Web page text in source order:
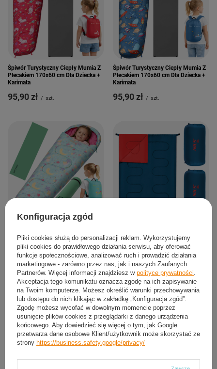
Śpiwór Turystyczny Ciepły Mumia Z
Plecakiem 170x60 cm Dla Dziecka +
Karimata
95,90 zł / szt.
Śpiwór Turystyczny Ciepły Mumia Z
Plecakiem 170x60 cm Dla Dziecka +
Karimata
95,90 zł / szt.
Karimata
95,90 zł / szt.
Pokrowiec
104,64 zł / para
Konfiguracja zgód
Pliki cookies służą do personalizacji reklam. Wykorzystujemy
pliki cookies do prawidłowego działania serwisu, aby oferować
funkcje społecznościowe, analizować ruch i prowadzić działania
marketingowe - zarówno przez nas, jak i naszych Zaufanych
Partnerów. Więcej informacji znajdziesz w polityce prywatności
Akceptacja tego komunikatu oznacza zgodę na ich zapisywanie
na Twoim komputerze. Możesz określić warunki przechowywania
lub dostępu do nich klikając w zakładkę „Konfiguracja zgód”.
Zgodę możesz wycofać w dowolnym momencie poprzez
usunięcie plików cookies z przeglądarki z danego urządzenia
końcowego. Aby dowiedzieć się więcej o tym, jak Google
przetwarza dane osobowe Klient/użytkownik może skorzystać ze
strony https://business.safety.google/privacy/